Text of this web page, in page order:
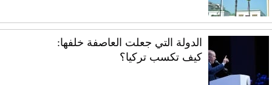
الدولة التي جعلت العاصفة خلفها:
كيف تكسب تركيا؟